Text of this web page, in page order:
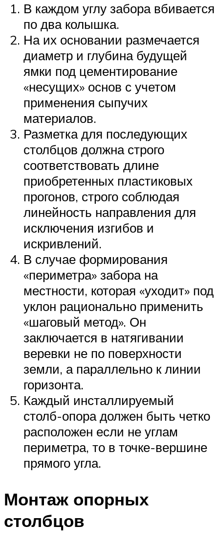
В каждом углу забора вбивается
по два колышка.
На их основании размечается
диаметр и глубина будущей
ямки под цементирование
«несущих» основ с учетом
применения сыпучих
материалов.
Разметка для последующих
столбцов должна строго
соответствовать длине
приобретенных пластиковых
прогонов, строго соблюдая
линейность направления для
исключения изгибов и
искривлений.
В случае формирования
«периметра» забора на
местности, которая «уходит» под
уклон рационально применить
«шаговый метод». Он
заключается в натягивании
веревки не по поверхности
земли, а параллельно к линии
горизонта.
Каждый инсталлируемый
столб-опора должен быть четко
расположен если не углам
периметра, то в точке-вершине
прямого угла.
Монтаж опорных
столбцов